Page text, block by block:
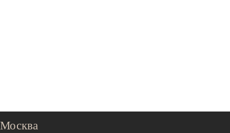
Москва